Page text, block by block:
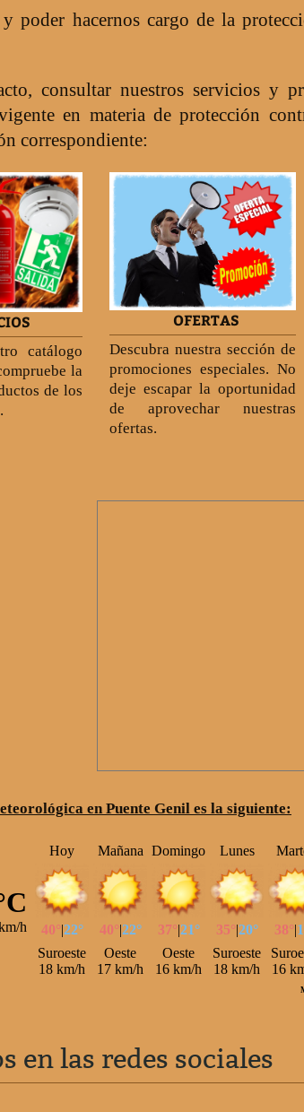
poder hacernos cargo de la
consultar nuestros servicios y
en materia de protección
correspondiente:
catálogo
la
de los
OFERTAS
Descubra nuestra sección de
promociones especiales. No
deje escapar la oportunidad
de aprovechar nuestras
ofertas.
en Puente Genil es la siguiente:
en las redes sociales